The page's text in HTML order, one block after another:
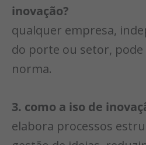
inovação?
qualquer empresa,
do porte ou setor,
norma.
3. como a iso de
elabora processos